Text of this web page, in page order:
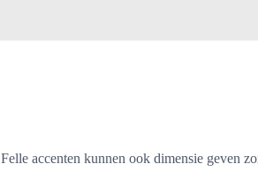
accenten kunnen ook dimensie geven